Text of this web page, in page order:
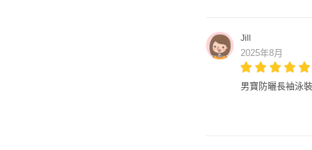
Jill
2025年8月
男寶防曬長袖泳